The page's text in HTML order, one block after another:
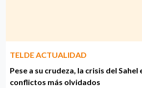
TELDE ACTUALIDAD
Pese a su crudeza, la crisis del Sahel
conflictos más olvidados